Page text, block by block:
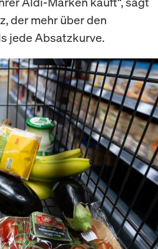
der mehr über den
jede Absatzkurve.